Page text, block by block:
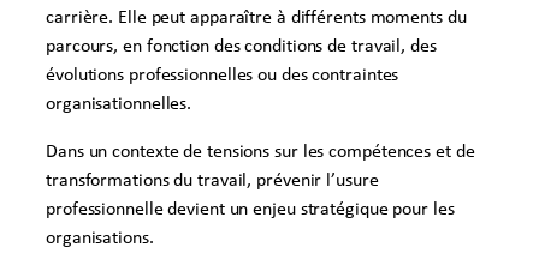
carrière. Elle peut apparaître à différents moments du
parcours, en fonction des conditions de travail, des
évolutions professionnelles ou des contraintes
organisationnelles.
Dans un contexte de tensions sur les compétences et de
transformations du travail, prévenir l’usure
professionnelle devient un enjeu stratégique pour les
organisations.